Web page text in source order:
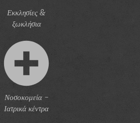
Εκκλησίες &
ξωκλήσια
Νοσοκομεία -
Ιατρικά κέντρα